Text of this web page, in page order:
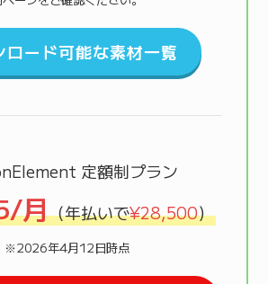
ロード可能な素材一覧
定額制プラン
月（年払いで¥28,500）
※2026年4月12日時点